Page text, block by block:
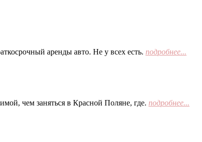
аренды авто. Не у всех есть. подробнее...
чем заняться в Красной Поляне, где. подробнее...